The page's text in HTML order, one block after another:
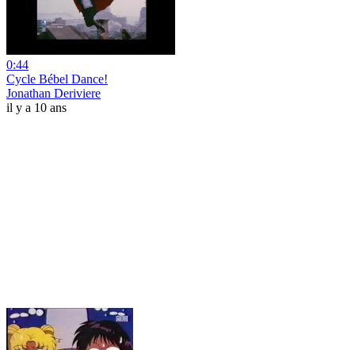
0:44
Cycle Bébel Dance!
Jonathan Deriviere
il y a 10 ans